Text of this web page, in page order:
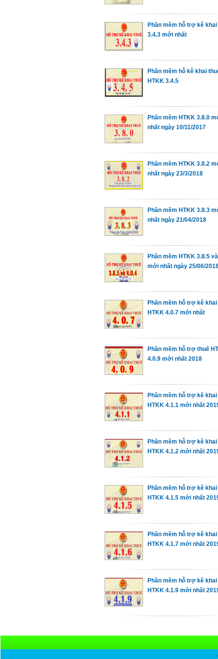
Phần mềm hỗ trợ kê
3.4.3 mới nhất
Phần mềm hỗ kê khai
HTKK 3.4.5
Phần mềm HTKK 3.8.0
nhất ngày 10/11/2017
Phần mềm HTKK 3.8.2
nhất ngày 23/3/2018
Phần mềm HTKK 3.8.3
nhất ngày 21/04/2018
Phần mềm HTKK 3.8.5
mới nhất ngày 25/06/
Phần mềm hỗ trợ kê
HTKK 4.0.7 mới nhất
Phần mềm hỗ trợ thuế
4.0.9 mới nhất 2018
Phần mềm hỗ trợ kê
HTKK 4.1.1 mới nhất
Phần mềm hỗ trợ kê
HTKK 4.1.2 mới nhất
Phần mềm hỗ trợ kê
HTKK 4.1.5 mới nhất
Phần mềm hỗ trợ kê
HTKK 4.1.7 mới nhất
Phần mềm hỗ trợ kê
HTKK 4.1.9 mới nhất